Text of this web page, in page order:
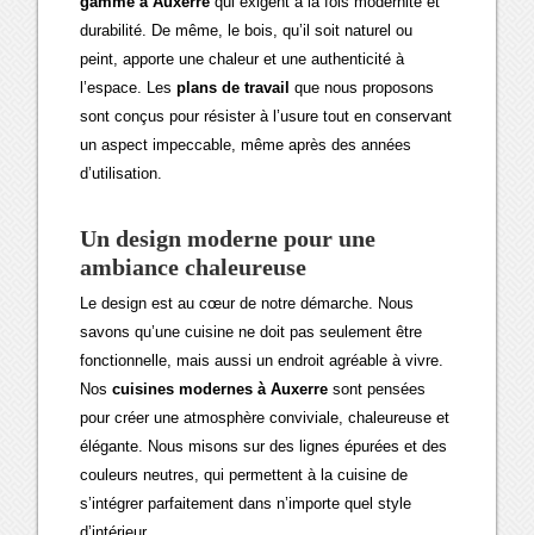
durabilité. De même, le bois, qu’il soit naturel ou
peint, apporte une chaleur et une authenticité à
l’espace. Lesplans de travail que nous proposons
sont conçus pour résister à l’usure tout en conservant
un aspect impeccable, même après des années
d’utilisation.
Un design moderne pour une
ambiance chaleureuse
Le design est au cœur de notre démarche. Nous
savons qu’une cuisine ne doit pas seulement être
fonctionnelle, mais aussi un endroit agréable à vivre.
Noscuisines modernes à Auxerre sont pensées
pour créer une atmosphère conviviale, chaleureuse et
élégante. Nous misons sur des lignes épurées et des
couleurs neutres, qui permettent à la cuisine de
s’intégrer parfaitement dans n’importe quel style